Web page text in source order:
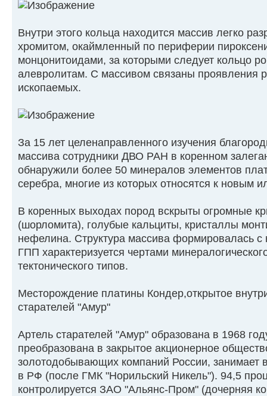
Внутри этого кольца находится массив легко
хромитом, окаймленный по периферии
монцонитоидами, за которыми следует кольцо
алевролитам. С массивом связаны проявления
ископаемых.
За 15 лет целенаправленного изучения
массива сотрудники ДВО РАН в коренном
обнаружили более 50 минералов элементов
серебра, многие из которых относятся к новым
В коренных выходах пород вскрыты огромные
(шорломита), голубые кальциты, кристаллы
нефелина. Структура массива формировалась с
ГПП характеризуется чертами
тектонического типов.
Месторождение платины Кондер,открытое
старателей "Амур"
Артель старателей "Амур" образована в 1968
преобразована в закрытое акционерное
золотодобывающих компаний России, занимает
в РФ (после ГМК "Норильский Никель"). 94,5
контролируется ЗАО "Альянс-Пром" (дочерняя